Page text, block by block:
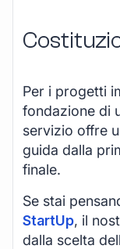
Per i progetti
fondazione di
servizio offre
guida dalla
finale.
Se stai
StartUp, il
dalla scelta